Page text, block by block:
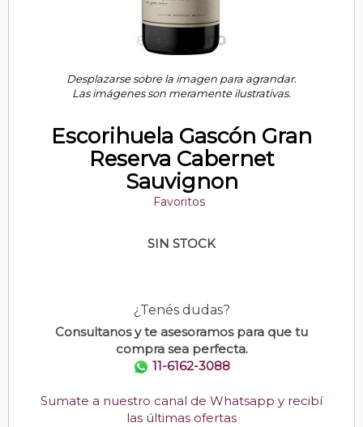
Desplazarse sobre la imagen para agrandar.
Las imágenes son meramente ilustrativas.
Escorihuela Gascón Gran
Reserva Cabernet
Sauvignon
Favoritos
SIN STOCK
¿Tenés dudas?
Consultanos y te asesoramos para que tu
compra sea perfecta.
11-6162-3088
Sumate a nuestro canal de Whatsapp y recibí
las últimas ofertas